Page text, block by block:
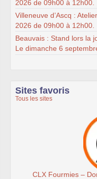
2026 de 09h00 à 12h00.
Villeneuve d’Ascq :
2026 de 09h00 à 12h00.
Beauvais : Stand lors la
Le dimanche 6
Sites favoris
Tous les sites
– Donne une seconde